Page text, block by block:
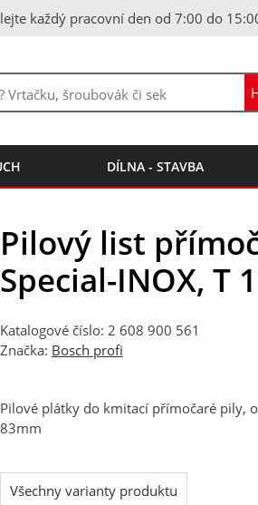
každý pracovní den od 7:00 do
DÍLNA - STAVBA
Pilový list
Special-INOX, T
Katalogové číslo: 2 608 900 561
Značka: Bosch profi
Pilové plátky do kmitací přímočaré pily,
83mm
Všechny varianty produktu